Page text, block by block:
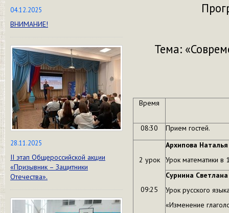
04.12.2025
ВНИМАНИЕ!
28.11.2025
II этап Общероссийской акции
«Призывник – Защитники
Отечества».
Тема:
Время
08:30 Прием гостей.
2 урок
09:25
Архипова
Урок математики в
Сурнина
Урок русского
«Изменение